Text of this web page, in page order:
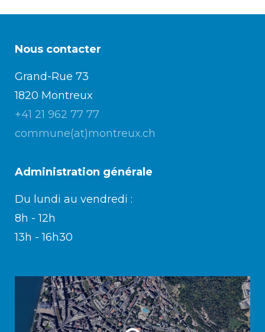
Nous contacter
Grand-Rue 73
1820 Montreux
+41 21 962 77 77
commune(at)montreux.ch
Administration générale
Du lundi au vendredi :
8h - 12h
13h - 16h30